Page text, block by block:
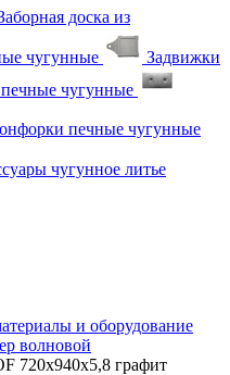
доска из
чугунные
Задвижки
чугунные
печные чугунные
чугунное литье
и оборудование
волновой
720х940х5,8 графит